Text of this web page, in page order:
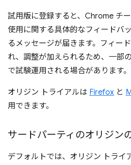
試用版に登録すると、Chrome チ
使用に関する具体的なフィードバ
るメッセージが届きます。フィー
れ、調整が加えられるため、一部
で試験運用される場合があります。
オリジン トライアルは Firefox と
用できます。
サードパーティのオリジン
デフォルトでは、オリジン トライ